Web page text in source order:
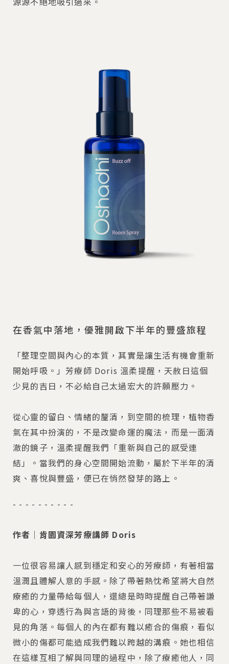
在香氣中落地，優雅開啟下半年的豐盛旅程
「整理空間與內心的本質，其實是讓生活有機會重新
開始呼吸。」芳療師 Doris 溫柔提醒，天赦日這個
少見的吉日，不必給自己太過宏大的許願壓力。
從心靈的留白、情緒的釐清，到空間的梳理，植物香
氣在其中扮演的，不是改變命運的魔法，而是一面清
澈的鏡子，溫柔提醒我們「重新與自己的感受連
結」。當我們的身心空間開始流動，屬於下半年的清
爽、喜悅與豐盛，便已在悄然發芽的路上。
- - - - - - - - - -
作者｜肯園資深芳療講師 Doris
一位很容易讓人感到穩定和安心的芳療師，有著相當
溫潤且體解人意的手感。除了帶著熱忱希望將大自然
療癒的力量帶給每個人，還總是時時提醒自己帶著謙
卑的心，穿透行為與言語的背後，同理那些不易被看
見的角落。每個人的內在都有難以癒合的傷痕，看似
微小的傷都可能造成我們難以跨越的溝痕。她也相信
在這樣互相了解與同理的過程中，除了療癒他人，同